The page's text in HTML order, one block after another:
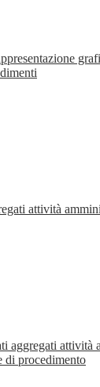
attività
aggregati attività
di procedimento